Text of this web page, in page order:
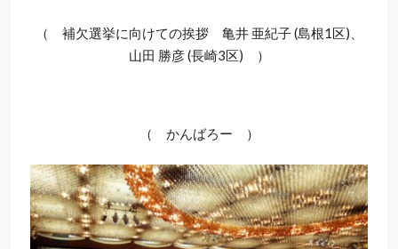
（ 補欠選挙に向けての挨拶 亀井 亜紀子 (島根1区)、
山田 勝彦 (長崎3区) ）
（ かんばろー ）